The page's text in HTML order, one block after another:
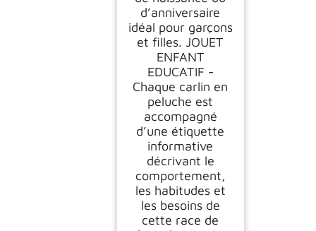
d’anniversaire
idéal pour garçons
et filles. JOUET
ENFANT
EDUCATIF -
Chaque carlin en
peluche est
accompagné
d’une étiquette
informative
décrivant le
comportement,
les habitudes et
les besoins de
cette race de